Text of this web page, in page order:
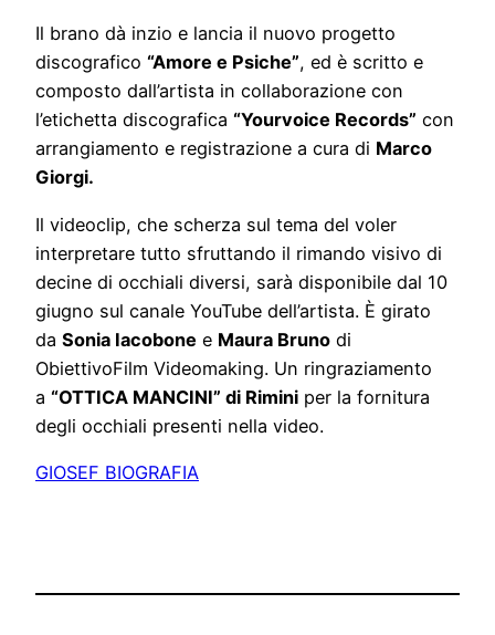
Il brano dà inzio e lancia il nuovo progetto
discografico “Amore e Psiche”, ed è scritto e
composto dall’artista in collaborazione con
l’etichetta discografica “Yourvoice Records” con
arrangiamento e registrazione a cura di Marco
Giorgi.
Il videoclip, che scherza sul tema del voler
interpretare tutto sfruttando il rimando visivo di
decine di occhiali diversi, sarà disponibile dal 10
giugno sul canale YouTube dell’artista. È girato
da Sonia Iacobone e Maura Bruno di
ObiettivoFilm Videomaking. Un ringraziamento
a “OTTICA MANCINI” di Rimini per la fornitura
degli occhiali presenti nella video.
GIOSEF BIOGRAFIA